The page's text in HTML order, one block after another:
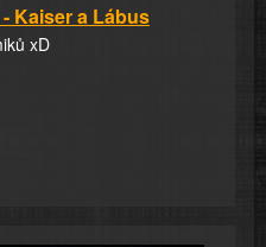
Kaiser a Lábus
xD